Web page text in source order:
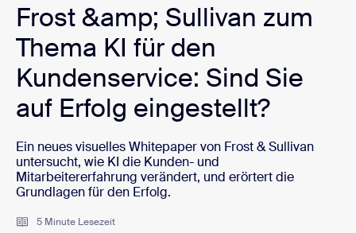
Frost &amp; Sullivan zum
Thema KI für den
Kundenservice: Sind Sie
auf Erfolg eingestellt?
Ein neues visuelles Whitepaper von Frost & Sullivan
untersucht, wie KI die Kunden- und
Mitarbeitererfahrung verändert, und erörtert die
Grundlagen für den Erfolg.
5 Minute Lesezeit